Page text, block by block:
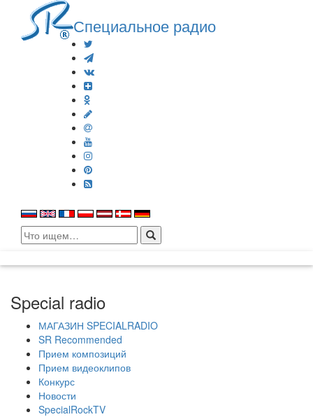
Специальное радио
Search
for:
Special radio
МАГАЗИН SPECIALRADIO
SR Recommended
Прием композиций
Прием видеоклипов
Конкурс
Новости
SpecialRockTV